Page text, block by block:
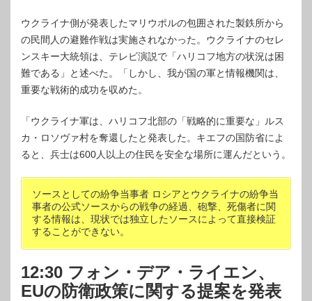
ウクライナ側が発表したマリウポルの包囲された製鉄所から
の民間人の避難作戦は実施されなかった。ウクライナのセレ
ンスキー大統領は、テレビ演説で「ハリコフ地方の状況は困
難である」と述べた。「しかし、我が国の軍と情報機関は、
重要な戦術的成功を収めた。
「ウクライナ軍は、ハリコフ北部の「戦略的に重要な」ルス
カ・ロソヴァ村を奪還したと発表した。キエフの国防省によ
ると、兵士は600人以上の住民を安全な場所に運んだという。
ソースとしての紛争当事者 ロシアとウクライナの紛争当
事者の公式ソースからの戦争の経過、砲撃、死傷者に関
する情報は、現状では独立したソースによって直接検証
することができない。
12:30 フォン・デア・ライエン、
EUの防衛政策に関する提案を発表